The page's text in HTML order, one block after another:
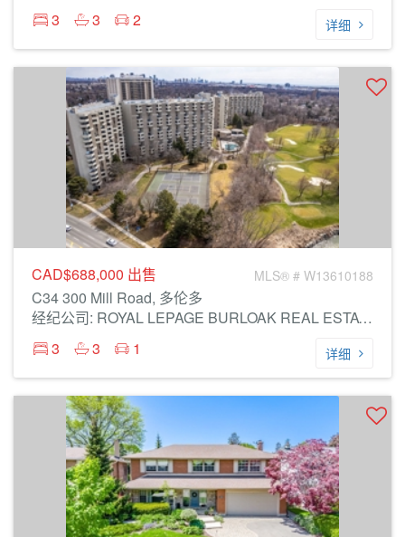
3
3 2 详细
CAD$688,000 出售 MLS® # W13610188
C34 300 Mill Road, 多伦多
经纪公司: ROYAL LEPAGE BURLOAK REAL ESTATE SERVICES
3
3 1 详细